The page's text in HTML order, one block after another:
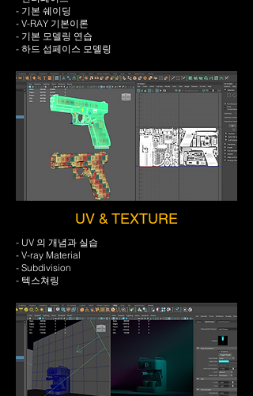
- 기본 쉐이딩
- V-RAY 기본이론
- 기본 모델링 연습
- 하드 섭페이스 모델링
UV & TEXTURE
- UV 의 개념과 실습
- V-ray Material
- Subdivision
- 텍스쳐링